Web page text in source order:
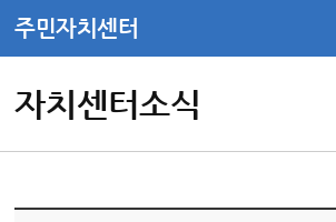
주민자치센터
자치센터소식